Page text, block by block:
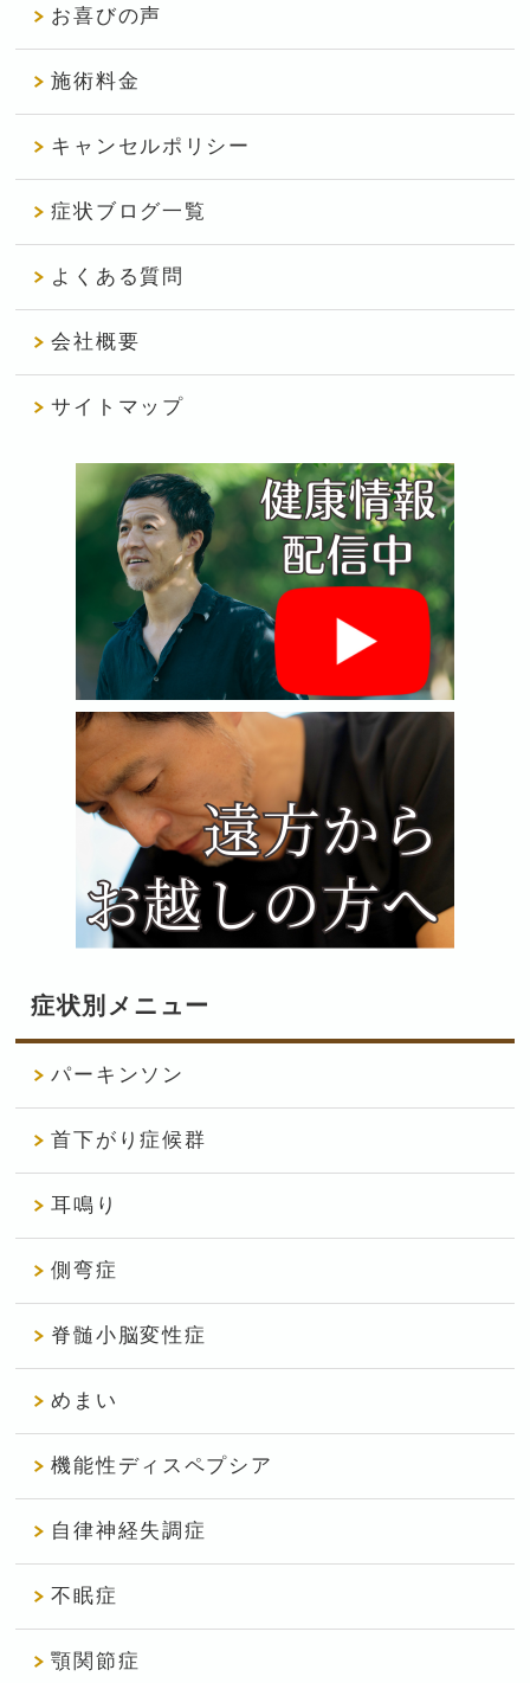
お喜びの声
施術料金
キャンセルポリシー
症状ブログ一覧
よくある質問
会社概要
サイトマップ
症状別メニュー
パーキンソン
首下がり症候群
耳鳴り
側弯症
脊髄小脳変性症
めまい
機能性ディスペプシア
自律神経失調症
不眠症
顎関節症